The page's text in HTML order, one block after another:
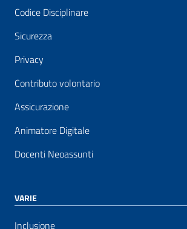
Codice Disciplinare
Sicurezza
Privacy
Contributo volontario
Assicurazione
Animatore Digitale
Docenti Neoassunti
VARIE
Inclusione